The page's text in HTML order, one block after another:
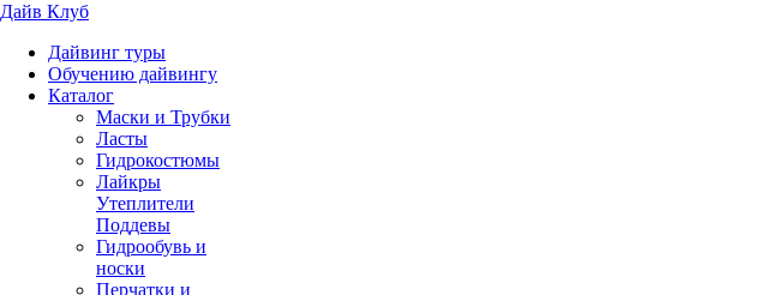
Дайв Клуб
Дайвинг туры
Обучению дайвингу
Каталог
Маски и Трубки
Ласты
Гидрокостюмы
Лайкры
Утеплители
Поддевы
Гидрообувь и
носки
Перчатки и